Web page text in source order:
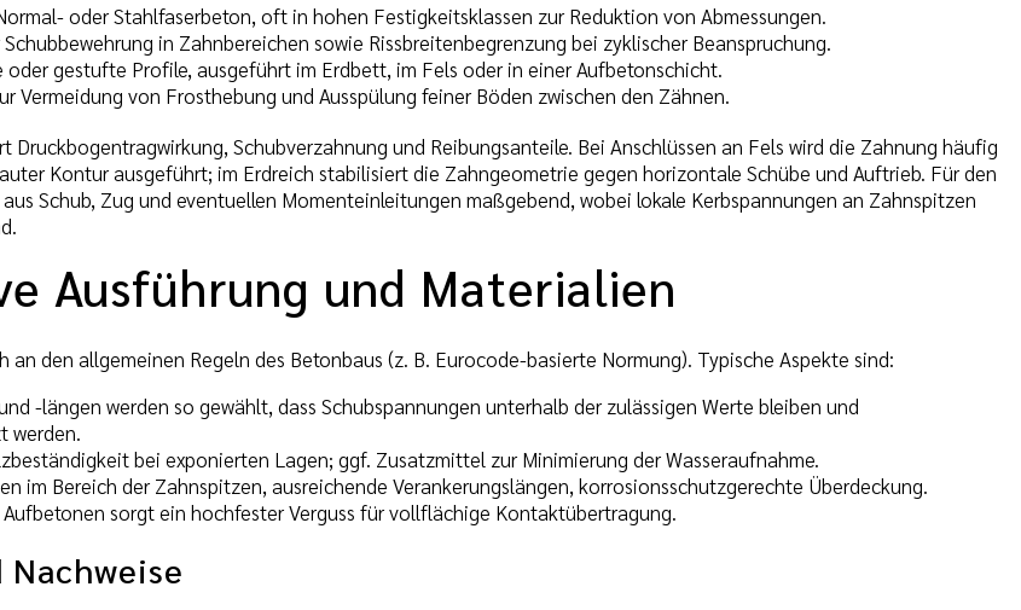
oder Stahlfaserbeton, oft in hohen Festigkeitsklassen zur Reduktion von Abmessungen.
in Zahnbereichen sowie Rissbreitenbegrenzung bei zyklischer Beanspruchung.
oder gestufte Profile, ausgeführt im Erdbett, im Fels oder in einer Aufbetonschicht.
Vermeidung von Frosthebung und Ausspülung feiner Böden zwischen den Zähnen.
Druckbogentragwirkung, Schubverzahnung und Reibungsanteile. Bei Anschlüssen an Fels wird die Zahnung häufig
Kontur ausgeführt; im Erdreich stabilisiert die Zahngeometrie gegen horizontale Schübe und Auftrieb. Für den
Schub, Zug und eventuellen Momenteinleitungen maßgebend, wobei lokale Kerbspannungen an Zahnspitzen
Ausführung und Materialien
an den allgemeinen Regeln des Betonbaus (z. B. Eurocode-basierte Normung). Typische Aspekte sind:
-längen werden so gewählt, dass Schubspannungen unterhalb der zulässigen Werte bleiben und
werden.
bei exponierten Lagen; ggf. Zusatzmittel zur Minimierung der Wasseraufnahme.
im Bereich der Zahnspitzen, ausreichende Verankerungslängen, korrosionsschutzgerechte Überdeckung.
sorgt ein hochfester Verguss für vollflächige Kontaktübertragung.
Nachweise